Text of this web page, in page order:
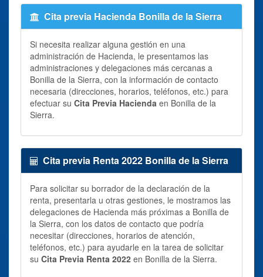
Cita previa Hacienda Bonilla de la Sierra
Si necesita realizar alguna gestión en una
administración de Hacienda, le presentamos las
administraciones y delegaciones más cercanas a
Bonilla de la Sierra, con la información de contacto
necesaria (direcciones, horarios, teléfonos, etc.) para
efectuar su Cita Previa Hacienda en Bonilla de la
Sierra.
Cita previa Renta 2022 Bonilla de la Sierra
Para solicitar su borrador de la declaración de la
renta, presentarla u otras gestiones, le mostramos las
delegaciones de Hacienda más próximas a Bonilla de
la Sierra, con los datos de contacto que podría
necesitar (direcciones, horarios de atención,
teléfonos, etc.) para ayudarle en la tarea de solicitar
su Cita Previa Renta 2022 en Bonilla de la Sierra.